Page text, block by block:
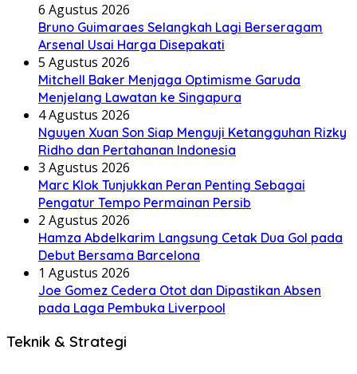
6 Agustus 2026
Bruno Guimaraes Selangkah Lagi Berseragam
Arsenal Usai Harga Disepakati
5 Agustus 2026
Mitchell Baker Menjaga Optimisme Garuda
Menjelang Lawatan ke Singapura
4 Agustus 2026
Nguyen Xuan Son Siap Menguji Ketangguhan Rizky
Ridho dan Pertahanan Indonesia
3 Agustus 2026
Marc Klok Tunjukkan Peran Penting Sebagai
Pengatur Tempo Permainan Persib
2 Agustus 2026
Hamza Abdelkarim Langsung Cetak Dua Gol pada
Debut Bersama Barcelona
1 Agustus 2026
Joe Gomez Cedera Otot dan Dipastikan Absen
pada Laga Pembuka Liverpool
Teknik & Strategi